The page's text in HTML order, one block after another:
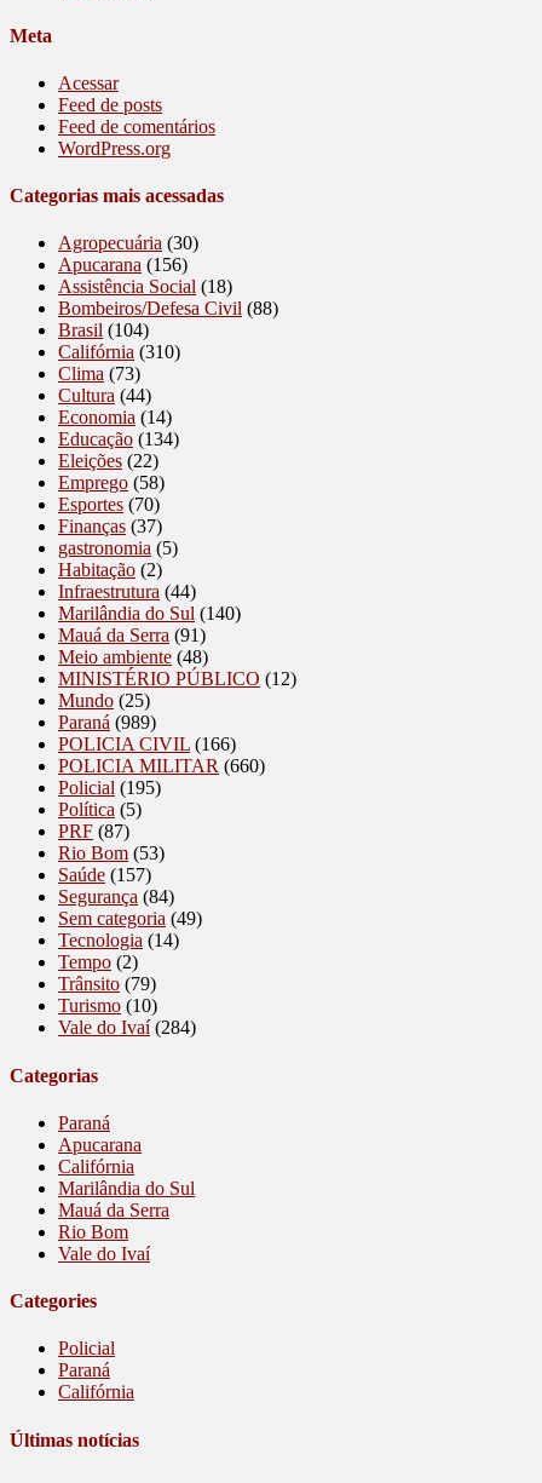
Meta
Acessar
Feed de posts
Feed de comentários
WordPress.org
Categorias mais acessadas
Agropecuária (30)
Apucarana (156)
Assistência Social (18)
Bombeiros/Defesa Civil (88)
Brasil (104)
Califórnia (310)
Clima (73)
Cultura (44)
Economia (14)
Educação (134)
Eleições (22)
Emprego (58)
Esportes (70)
Finanças (37)
gastronomia (5)
Habitação (2)
Infraestrutura (44)
Marilândia do Sul (140)
Mauá da Serra (91)
Meio ambiente (48)
MINISTÉRIO PÚBLICO (12)
Mundo (25)
Paraná (989)
POLICIA CIVIL (166)
POLICIA MILITAR (660)
Policial (195)
Política (5)
PRF (87)
Rio Bom (53)
Saúde (157)
Segurança (84)
Sem categoria (49)
Tecnologia (14)
Tempo (2)
Trânsito (79)
Turismo (10)
Vale do Ivaí(284)
Categorias
Paraná
Apucarana
Califórnia
Marilândia do Sul
Mauá da Serra
Rio Bom
Vale do Ivaí
Categories
Policial
Paraná
Califórnia
Últimas notícias